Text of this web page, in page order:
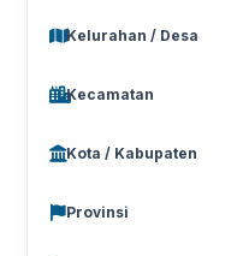
Kelurahan / Desa
Kecamatan
Kota / Kabupaten
Provinsi